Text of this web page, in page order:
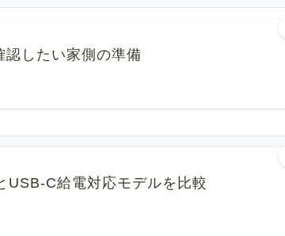
したい家側の準備
USB-C給電対応モデルを比較